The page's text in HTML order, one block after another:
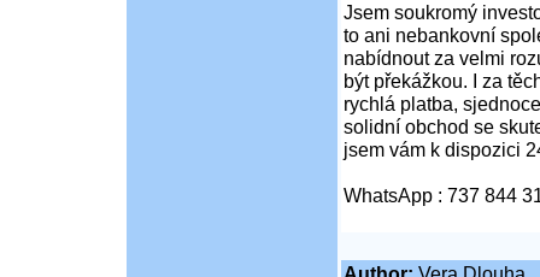
Jsem soukromý
to ani nebankovní
nabídnout za velmi
být překážkou. I za
rychlá platba,
solidní obchod se
jsem vám k dispozici
WhatsApp : 737 844